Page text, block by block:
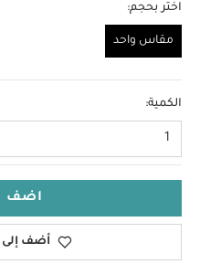
اختر بحجم:
مقاس واحد
الكمية:
1
اضف
أضف إلى